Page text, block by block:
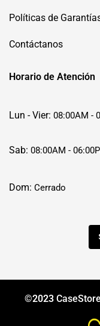
Políticas de
Contáctanos
Horario de Atención
Lun - Vier: 08:00AM -
Sab: 08:00AM -
Dom: Cerrado
©2023 CaseStore